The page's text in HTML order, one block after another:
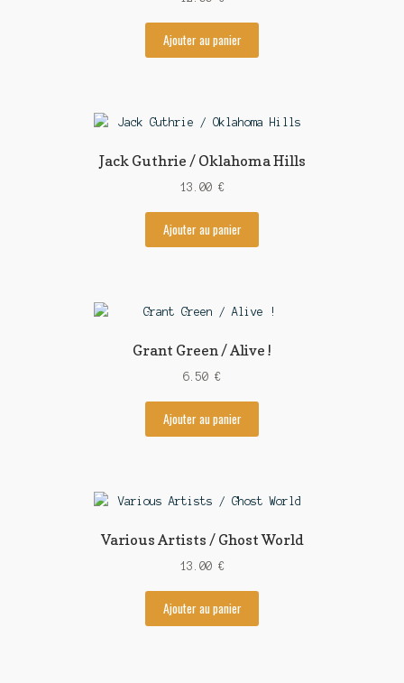
Ajouter au panier
Jack Guthrie / Oklahoma Hills
13.00 €
Ajouter au panier
Grant Green / Alive !
6.50 €
Ajouter au panier
Various Artists / Ghost World
13.00 €
Ajouter au panier